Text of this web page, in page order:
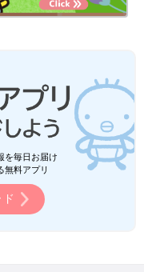
を毎日お届け
無料アプリ